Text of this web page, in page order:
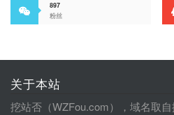
897
粉丝
关于本站
挖站否（WZFou.com），域名取